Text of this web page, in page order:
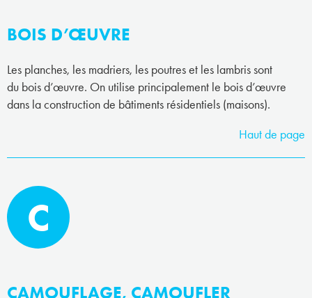
BOIS D’ŒUVRE
Les planches, les madriers, les poutres et les lambris sont
du bois d’œuvre. On utilise principalement le bois d’œuvre
dans la construction de bâtiments résidentiels (maisons).
Haut de page
C
CAMOUFLAGE, CAMOUFLER